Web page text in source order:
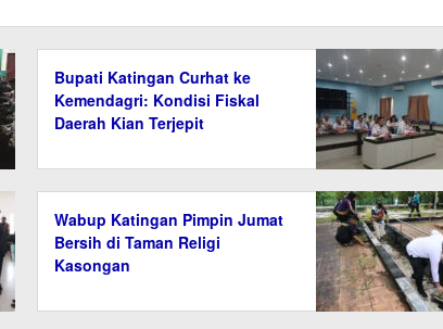
Bupati Katingan Curhat ke
Kemendagri: Kondisi Fiskal
Daerah Kian Terjepit
Wabup Katingan Pimpin Jumat
Bersih di Taman Religi
Kasongan